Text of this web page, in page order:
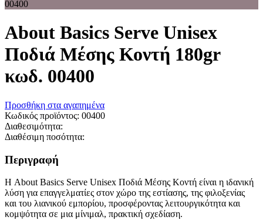
About Basics Serve Unisex
Ποδιά Μέσης Κοντή 180gr
κωδ. 00400
Προσθήκη στα αγαπημένα
Κωδικός προϊόντος: 00400
Διαθεσιμότητα:
Διαθέσιμη ποσότητα:
Περιγραφή
Η About Basics Serve Unisex Ποδιά Μέσης Κοντή είναι η ιδανική
λύση για επαγγελματίες στον χώρο της εστίασης, της φιλοξενίας
και του λιανικού εμπορίου, προσφέροντας λειτουργικότητα και
κομψότητα σε μια μίνιμαλ, πρακτική σχεδίαση.